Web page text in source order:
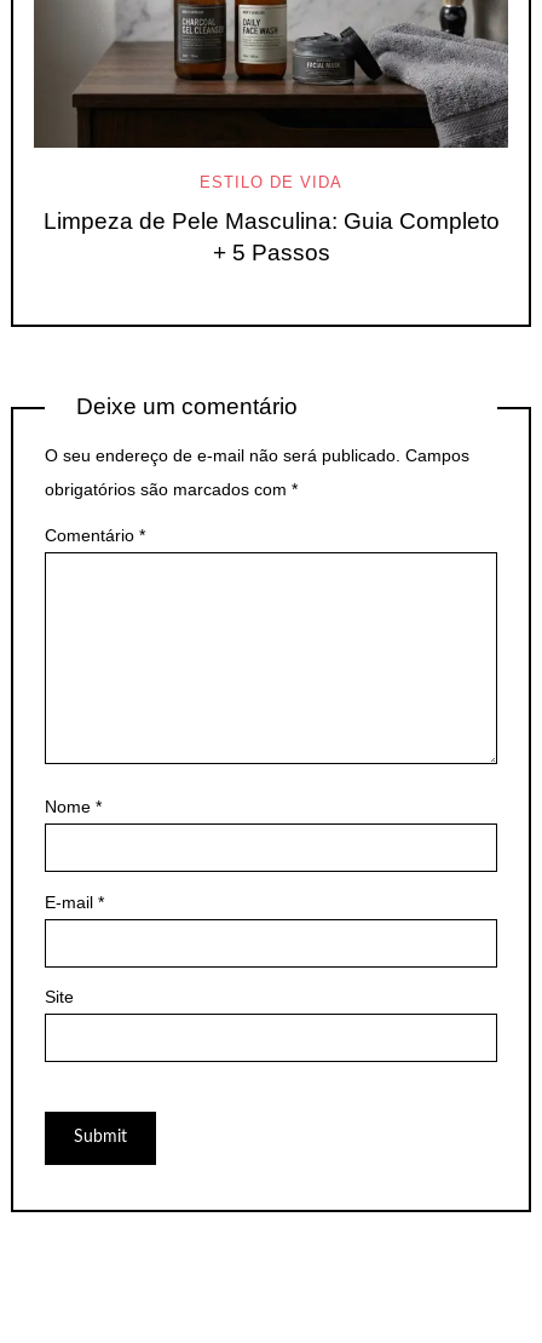
ESTILO DE VIDA
Limpeza de Pele Masculina: Guia Completo
+ 5 Passos
Deixe um comentário
O seu endereço de e-mail não será publicado. Campos
obrigatórios são marcados com *
Comentário *
Nome *
E-mail *
Site